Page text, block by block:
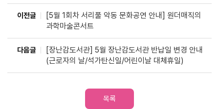
이전글
[5월 1회차 서리풀 악동 문화공연 안내] 원더매직의
과학마술콘서트
다음글
[장난감도서관] 5월 장난감도서관 반납일 변경 안내
(근로자의 날/석가탄신일/어린이날 대체휴일)
목록